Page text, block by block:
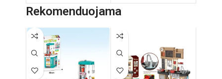
Iepakojuma izmēri: 12 x 53,5
x 61,5 cm
Produkta izmēri: 33 x 58 x 84
Ieteicamais vecums: no 3
gadiem.
x 76,5 cm
Produkta izmēri: 33 x 58 x 110
Ieteicamais vecums: no 3
gadiem.
Rekomenduojama